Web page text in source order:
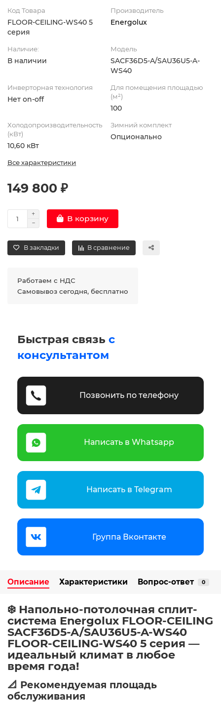
Код Товара
FLOOR-CEILING-WS40 5
серия
Производитель
Energolux
Наличие:
В наличии
Модель
SACF36D5-A/SAU36U5-A-
WS40
Инверторная технология
Нет on-off
Для помещения площадью
(м²)
100
Холодопроизводительность
(кВт)
10,60 кВт
Зимний комплект
Опционально
Все характеристики
149 800 ₽
В корзину
В закладки В сравнение
Работаем с НДС
Самовывоз сегодня, бесплатно
Быстрая связь с
консультантом
Позвонить по телефону
Написать в Whatsapp
Написать в Telegram
Группа Вконтакте
Описание Характеристики Вопрос-ответ 0
❄️ Напольно-потолочная сплит-
система Energolux FLOOR-CEILING
SACF36D5-A/SAU36U5-A-WS40
FLOOR-CEILING-WS40 5 серия —
идеальный климат в любое
время года!
📐 Рекомендуемая площадь
обслуживания